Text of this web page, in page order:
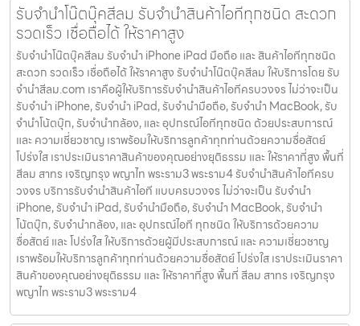
รับจำนำโน๊ตบุ๊คสีลม รับจำนำสินค้าไอทีทุกชนิด สะดวก
รวดเร็ว เชื่อถือได้ ให้ราคาสูง
รับจำนำโน๊ตบุ๊คสีลม รับจำนำ iPhone iPad มือถือ และ สินค้าไอทีทุกชนิด
สะดวก รวดเร็ว เชื่อถือได้ ให้ราคาสูง รับจำนำโน๊ตบุ๊คสีลม ให้บริการโดย รับ
จํานําสีลม.com เราคือผู้ให้บริการรับจำนำสินค้าไอทีครบวงจร ไม่ว่าจะเป็น
รับจำนำ iPhone, รับจำนำ iPad, รับจำนำมือถือ, รับจำนำ MacBook, รับ
จำนำโน้ตบุ๊ก, รับจำนำกล้อง, และ อุปกรณ์ไอทีทุกชนิด ด้วยประสบการณ์
และ ความเชี่ยวชาญ เราพร้อมให้บริการลูกค้าทุกท่านด้วยความซื่อสัตย์
โปร่งใส เราประเมินราคาสินค้าของคุณอย่างยุติธรรม และ ให้ราคาที่สูง พื้นที่
สีลม สาทร เจริญกรุง พญาไท พระราม3 พระราม4 รับจำนำสินค้าไอทีครบ
วงจร บริการรับจำนำสินค้าไอที แบบครบวงจร ไม่ว่าจะเป็น รับจำนำ
iPhone, รับจำนำ iPad, รับจำนำมือถือ, รับจำนำ MacBook, รับจำนำ
โน้ตบุ๊ก, รับจำนำกล้อง, และ อุปกรณ์ไอที ทุกชนิด ให้บริการด้วยความ
ซื่อสัตย์ และ โปร่งใส ให้บริการด้วยผู้มีประสบการณ์ และ ความเชี่ยวชาญ
เราพร้อมให้บริการลูกค้าทุกท่านด้วยความซื่อสัตย์ โปร่งใส เราประเมินราคา
สินค้าของคุณอย่างยุติธรรม และ ให้ราคาที่สูง พื้นที่ สีลม สาทร เจริญกรุง
พญาไท พระราม3 พระราม4